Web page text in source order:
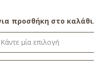
προσθήκη στο καλάθι.